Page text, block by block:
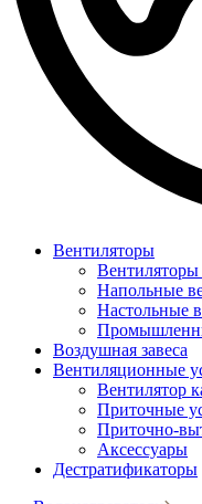
Вентиляторы
Напольные
Настольные
Воздушная завеса
Вентиляционные
Вентилятор
Приточные
Приточно-
Аксессуары
Дестратификаторы